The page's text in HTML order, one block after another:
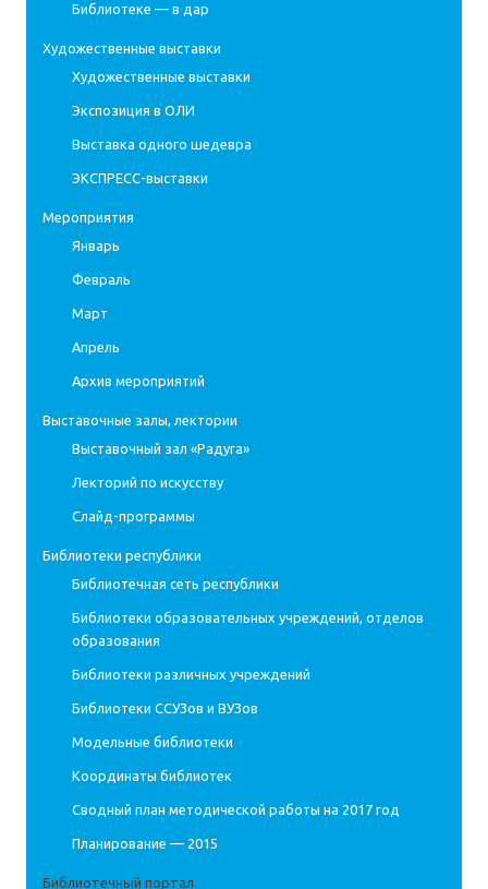
Библиотеке — в дар
Художественные выставки
Художественные выставки
Экспозиция в ОЛИ
Выставка одного шедевра
ЭКСПРЕСС-выставки
Мероприятия
Январь
Февраль
Март
Апрель
Архив мероприятий
Выставочные залы, лектории
Выставочный зал «Радуга»
Лекторий по искусству
Слайд-программы
Библиотеки республики
Библиотечная сеть республики
Библиотеки образовательных учреждений, отделов
образования
Библиотеки различных учреждений
Библиотеки ССУЗов и ВУЗов
Модельные библиотеки
Координаты библиотек
Сводный план методической работы на 2017 год
Планирование — 2015
Библиотечный портал